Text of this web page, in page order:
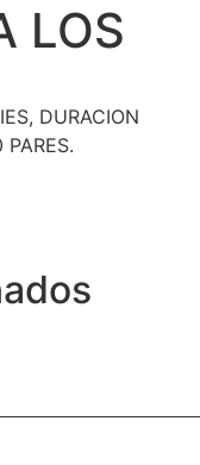
LOS
DURACION